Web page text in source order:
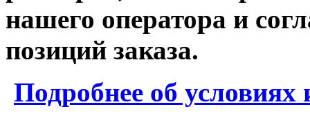
нашего оператора и
позиций заказа.
Подробнее об